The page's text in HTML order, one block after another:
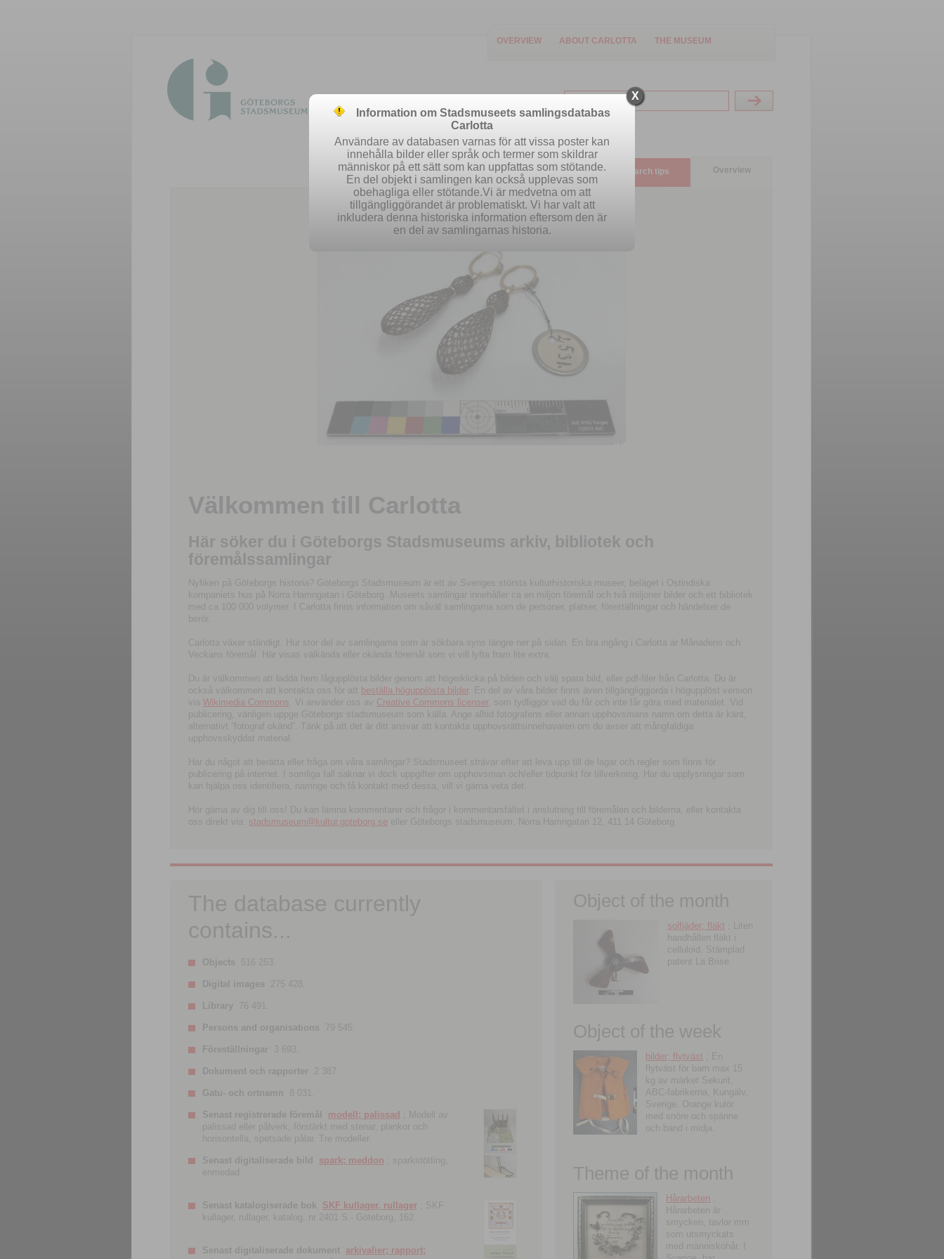
OVERVIEW ABOUT CARLOTTA THE MUSEUM
Easy search Advanced search Search tips Overview
Välkommen till Carlotta
Här söker du i Göteborgs Stadsmuseums arkiv, bibliotek och
föremålssamlingar
Nyfiken på Göteborgs historia? Göteborgs Stadsmuseum är ett av Sveriges största kulturhistoriska museer, beläget i Ostindiska
kompaniets hus på Norra Hamngatan i Göteborg. Museets samlingar innehåller ca en miljon föremål och två miljoner bilder och ett bibliotek
med ca 100 000 volymer. I Carlotta finns information om såväl samlingarna som de personer, platser, föreställningar och händelser de
berör.
Carlotta växer ständigt. Hur stor del av samlingarna som är sökbara syns längre ner på sidan. En bra ingång i Carlotta är Månadens och
Veckans föremål. Här visas välkända eller okända föremål som vi vill lyfta fram lite extra.
Du är välkommen att ladda hem lågupplösta bilder genom att högerklicka på bilden och välj spara bild, eller pdf-filer från Carlotta. Du är
också välkommen att kontakta oss för att beställa högupplösta bilder. En del av våra bilder finns även tillgängliggjorda i högupplöst version
via Wikimedia Commons . Vi använder oss av Creative Commons licenser, som tydliggör vad du får och inte får göra med materialet. Vid
publicering, vänligen uppge Göteborgs stadsmuseum som källa. Ange alltid fotografens eller annan upphovsmans namn om detta är känt,
alternativt ”fotograf okänd”. Tänk på att det är ditt ansvar att kontakta upphovsrättsinnehavaren om du avser att mångfaldiga
upphovsskyddat material.
Har du något att berätta eller fråga om våra samlingar? Stadsmuseet strävar efter att leva upp till de lagar och regler som finns för
publicering på internet. I somliga fall saknar vi dock uppgifter om upphovsman och/eller tidpunkt för tillverkning. Har du upplysningar som
kan hjälpa oss identifiera, namnge och få kontakt med dessa, vill vi gärna veta det.
Hör gärna av dig till oss! Du kan lämna kommentarer och frågor i kommentarsfältet i anslutning till föremålen och bilderna, eller kontakta
oss direkt via: stadsmuseum@kultur.goteborg.se eller Göteborgs stadsmuseum, Norra Hamngatan 12, 411 14 Göteborg.
The database currently
contains...
Objects 516 253.
Digital images 275 428.
Library 76 491.
Persons and organisations 79 545.
Föreställningar 3 693.
Dokument och rapporter 2 387.
Gatu- och ortnamn 8 031.
Senast registrerade föremål modell; palissad
; Modell av
palissad eller pålverk, förstärkt med stenar, plankor och
horisontella, spetsade pålar. Tre modeller.
Senast digitaliserade bild spark; meddon ; sparkstötting,
enmedad
Senast katalogiserade bok SKF kullager, rullager ; SKF
kullager, rullager, katalog. nr 2401 S.- Göteborg, 162
Senast digitaliserade dokument arkivalier; rapport;
Object of the month
solfjäder; fläkt ; Liten
handhållen fläkt i
celluloid. Stämplad
patent La Brise.
Object of the week
bilder; flytväst ; En
flytväst för barn max 15
kg av märket Sekurit,
ABC-fabrikerna, Kungälv,
Sverige. Orange kulör
med snöre och spänne
och band i midja.
Theme of the month
Hårarbeten
Hårarbeten är
smycken, tavlor mm
som utsmyckats
med människohår. I
X
Information om Stadsmuseets samlingsdatabas
Carlotta
Användare av databasen varnas för att vissa poster kan
innehålla bilder eller språk och termer som skildrar
människor på ett sätt som kan uppfattas som stötande.
En del objekt i samlingen kan också upplevas som
obehagliga eller stötande.Vi är medvetna om att
tillgängliggörandet är problematiskt. Vi har valt att
inkludera denna historiska information eftersom den är
en del av samlingarnas historia.